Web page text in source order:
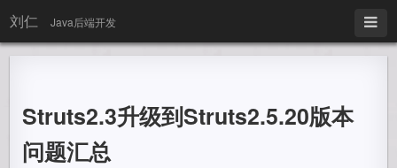
刘仁 Java后端开发
Struts2.3升级到Struts2.5.20版本
问题汇总